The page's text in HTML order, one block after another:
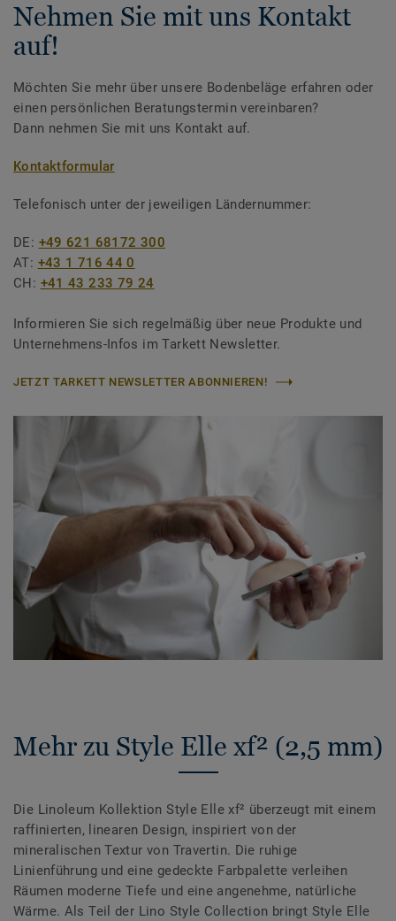
Nehmen Sie mit uns Kontakt
auf!
Möchten Sie mehr über unsere Bodenbeläge erfahren oder
einen persönlichen Beratungstermin vereinbaren?
Dann nehmen Sie mit uns Kontakt auf.
Kontaktformular
Telefonisch unter der jeweiligen Ländernummer:
DE: +49 621 68172 300
AT: +43 1 716 44 0
CH: +41 43 233 79 24
Informieren Sie sich regelmäßig über neue Produkte und
Unternehmens-Infos im Tarkett Newsletter.
JETZT TARKETT NEWSLETTER ABONNIEREN!
Mehr zu Style Elle xf² (2,5 mm)
Die Linoleum Kollektion Style Elle xf² überzeugt mit einem
raffinierten, linearen Design, inspiriert von der
mineralischen Textur von Travertin. Die ruhige
Linienführung und eine gedeckte Farbpalette verleihen
Räumen moderne Tiefe und eine angenehme, natürliche
Wärme. Als Teil der Lino Style Collection bringt Style Elle